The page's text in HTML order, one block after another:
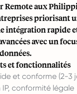
Remote aux
priorisant
intégration rapide
avec un
et fonctionnalités
et conforme (2-3
conformité légale